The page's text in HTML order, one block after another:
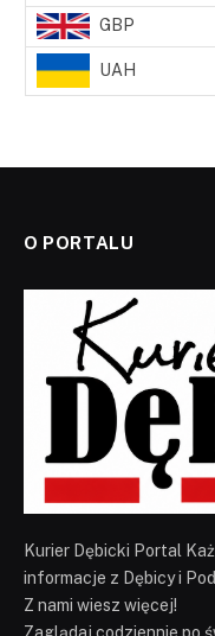
GBP
UAH
O PORTALU
Kurier Dębicki Portal
informacje z Dębicy i
Z nami wiesz więcej!
Zaglądaj codziennie po